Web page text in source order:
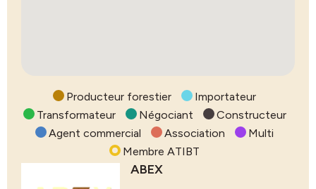
Producteur forestier
Importateur
Transformateur
Négociant
Constructeur
Agent commercial
Association
Multi
Membre ATIBT
ABEX